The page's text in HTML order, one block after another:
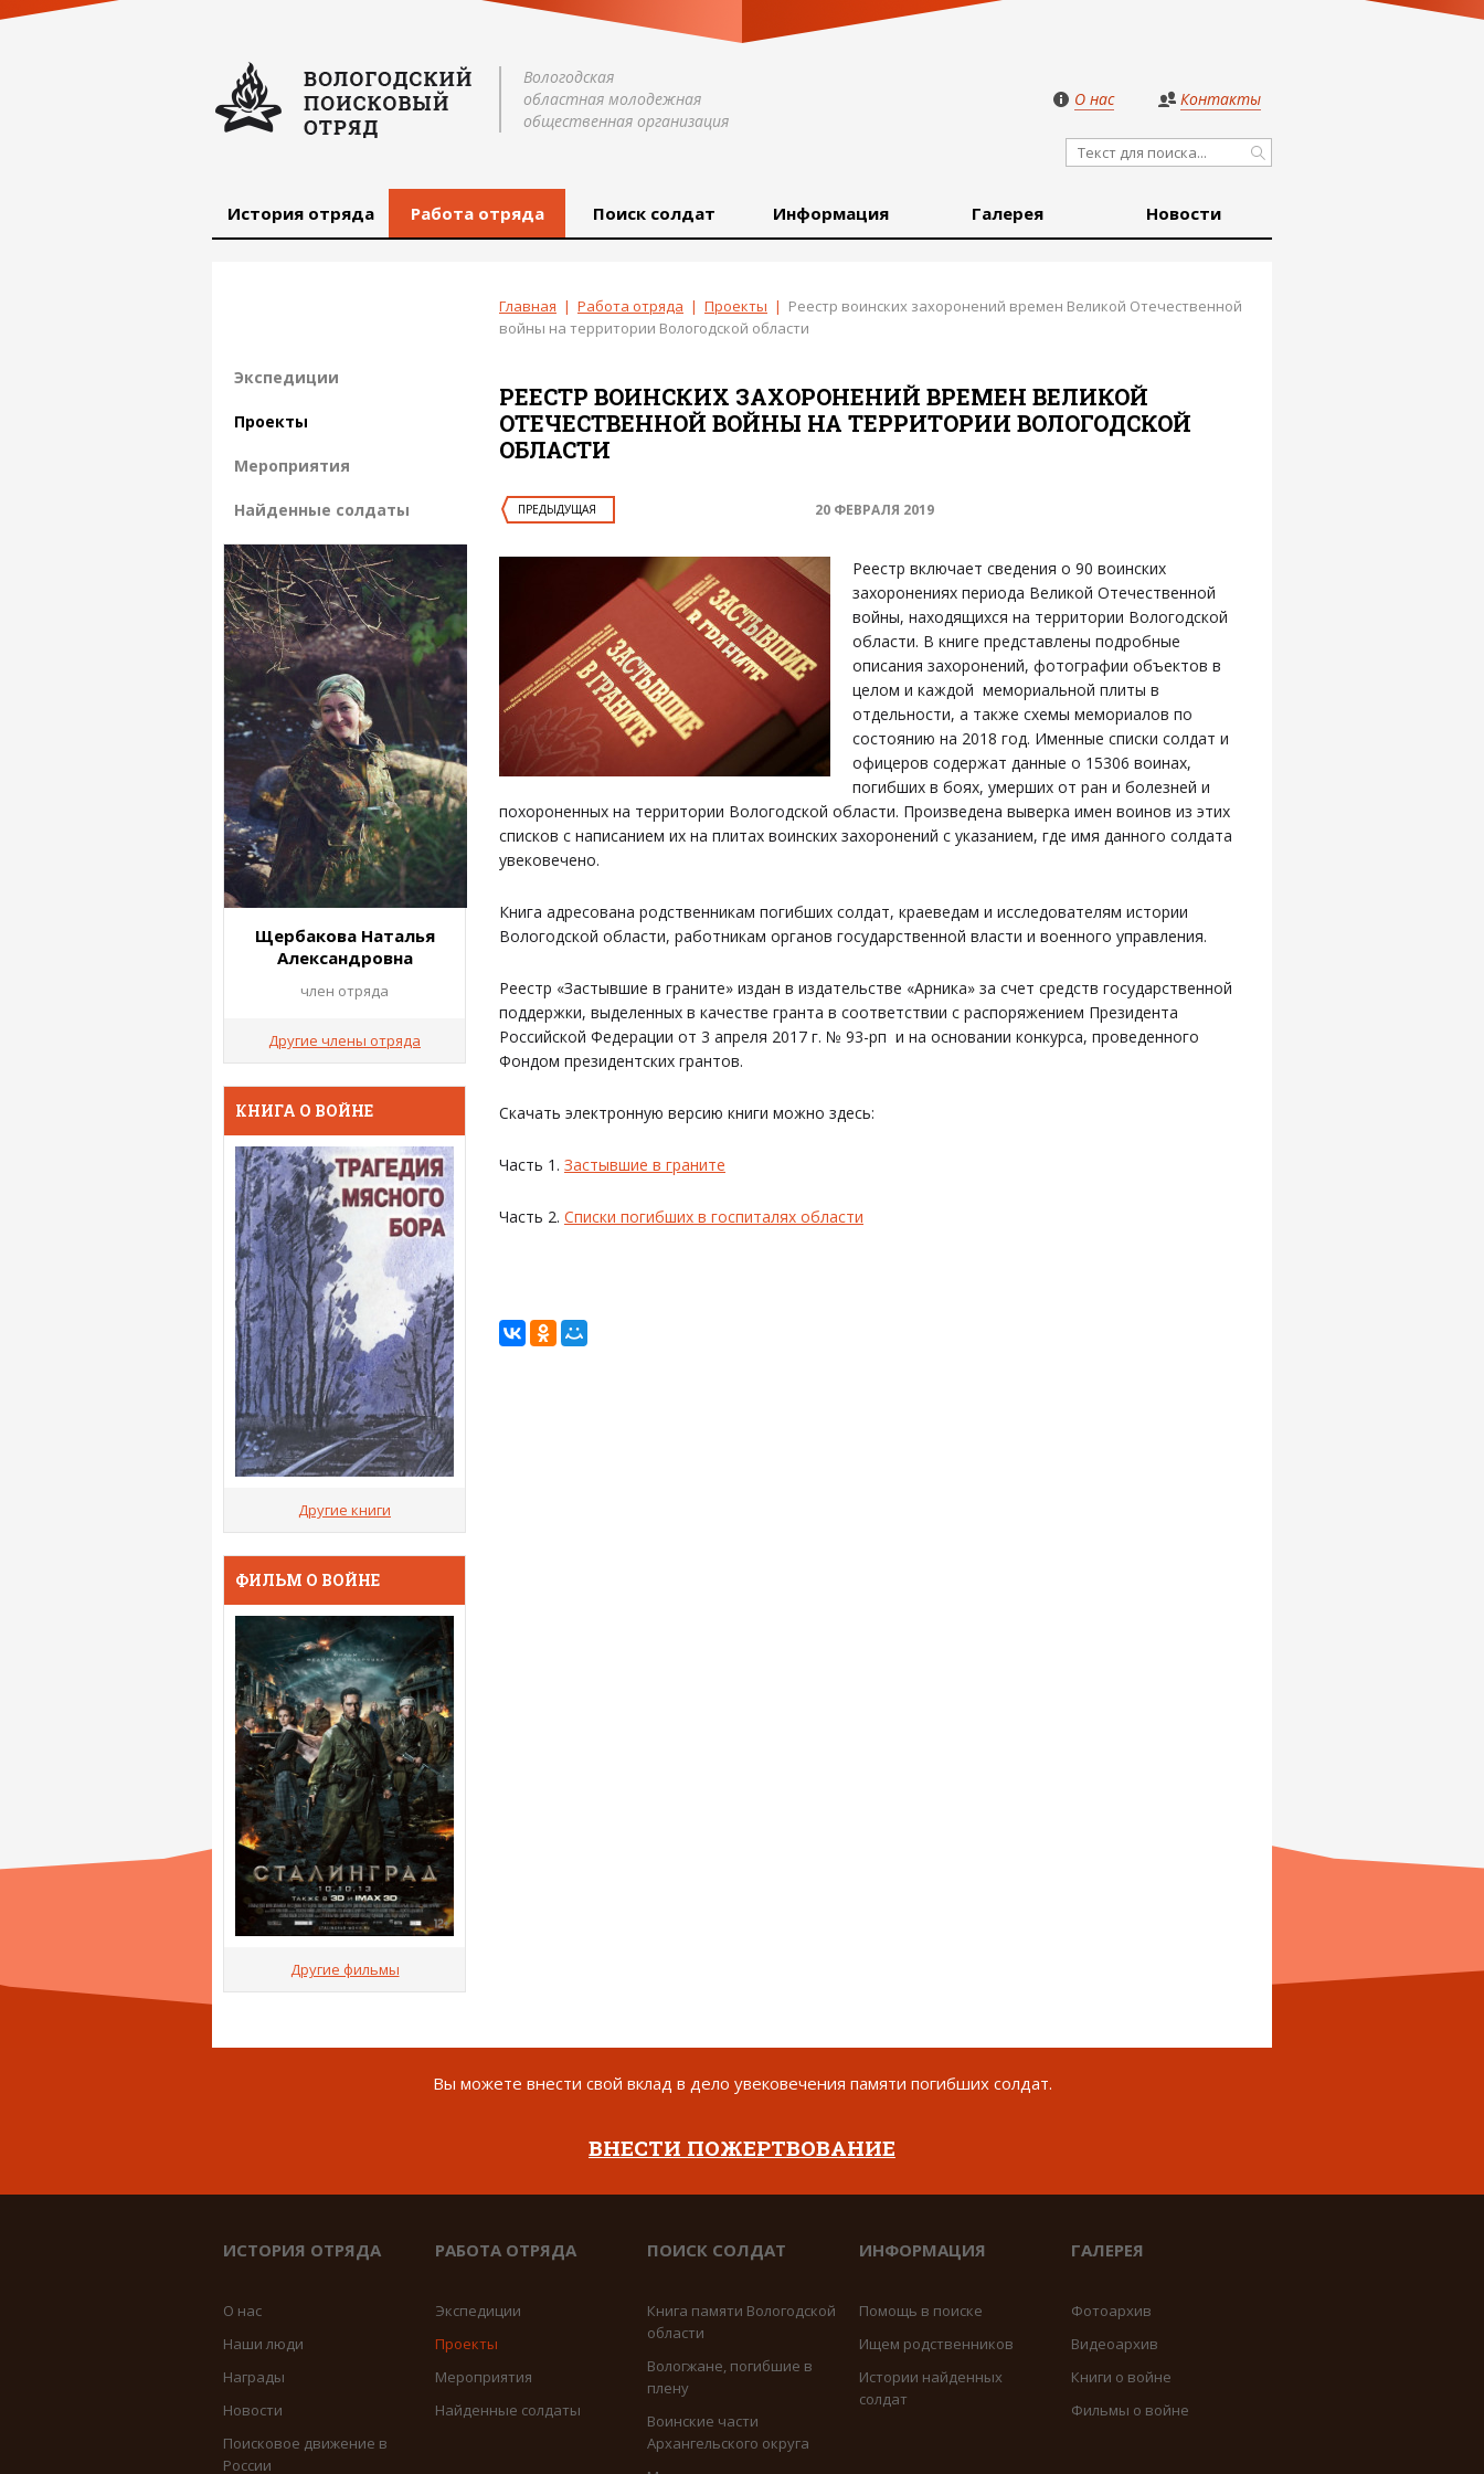
Вологодская
областная молодежная
общественная организация
О нас Контакты
История отряда Работа отряда Поиск солдат Информация Галерея Новости
Главная | Работа отряда | Проекты | Реестр воинских захоронений времен Великой Отечественной
войны на территории Вологодской области
РЕЕСТР ВОИНСКИХ ЗАХОРОНЕНИЙ ВРЕМЕН ВЕЛИКОЙ
ОТЕЧЕСТВЕННОЙ ВОЙНЫ НА ТЕРРИТОРИИ ВОЛОГОДСКОЙ
ОБЛАСТИ
ПРЕДЫДУЩАЯ 20 ФЕВРАЛЯ 2019
Реестр включает сведения о 90 воинских
захоронениях периода Великой Отечественной
войны, находящихся на территории Вологодской
области. В книге представлены подробные
описания захоронений, фотографии объектов в
целом и каждой мемориальной плиты в
отдельности, а также схемы мемориалов по
состоянию на 2018 год. Именные списки солдат и
офицеров содержат данные о 15306 воинах,
погибших в боях, умерших от ран и болезней и
похороненных на территории Вологодской области. Произведена выверка имен воинов из этих
списков с написанием их на плитах воинских захоронений с указанием, где имя данного солдата
увековечено.
Книга адресована родственникам погибших солдат, краеведам и исследователям истории
Вологодской области, работникам органов государственной власти и военного управления.
Реестр «Застывшие в граните» издан в издательстве «Арника» за счет средств государственной
поддержки, выделенных в качестве гранта в соответствии с распоряжением Президента
Российской Федерации от 3 апреля 2017 г. № 93-рп и на основании конкурса, проведенного
Фондом президентских грантов.
Скачать электронную версию книги можно здесь:
Часть 1. Застывшие в граните
Часть 2. Списки погибших в госпиталях области
Экспедиции
Проекты
Мероприятия
Найденные солдаты
Щербакова Наталья
Александровна
член отряда
Другие члены отряда
КНИГА О ВОЙНЕ
Другие книги
ФИЛЬМ О ВОЙНЕ
Другие фильмы
Вы можете внести свой вклад в дело увековечения памяти погибших солдат.
ВНЕСТИ ПОЖЕРТВОВАНИЕ
ИСТОРИЯ ОТРЯДА
О нас
Наши люди
Награды
Новости
Поисковое движение в
России
РАБОТА ОТРЯДА
Экспедиции
Проекты
Мероприятия
Найденные солдаты
ПОИСК СОЛДАТ
Книга памяти Вологодской
области
Вологжане, погибшие в
плену
Воинские части
Архангельского округа
ИНФОРМАЦИЯ
Помощь в поиске
Ищем родственников
Истории найденных
солдат
ГАЛЕРЕЯ
Фотоархив
Видеоархив
Книги о войне
Фильмы о войне